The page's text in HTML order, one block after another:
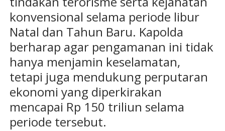
konvensional selama periode libur
Natal dan Tahun Baru. Kapolda
berharap agar pengamanan ini tidak
hanya menjamin keselamatan,
tetapi juga mendukung perputaran
ekonomi yang diperkirakan
mencapai Rp 150 triliun selama
periode tersebut.